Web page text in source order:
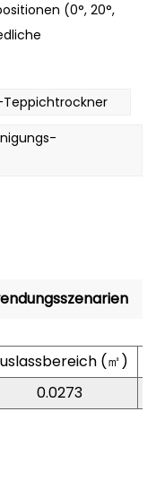
(0°, 20°,
als nur ein
ein Ventilator, der
beiträgt und den
Teppichtrockner
(㎡)
0.0273